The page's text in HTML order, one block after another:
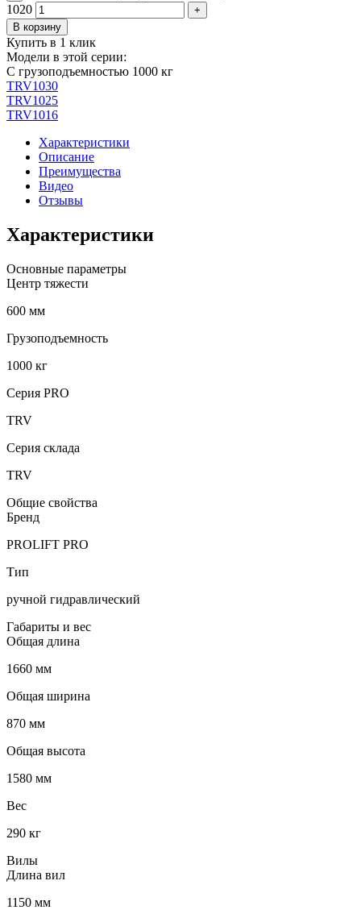
1020
+
В корзину
Купить в 1 клик
Модели в этой серии:
С грузоподъемностью 1000 кг
TRV1030
TRV1025
TRV1016
Характеристики
Описание
Преимущества
Видео
Отзывы
Характеристики
Основные параметры
Центр тяжести
600 мм
Грузоподъемность
1000 кг
Серия PRO
TRV
Серия склада
TRV
Общие свойства
Бренд
PROLIFT PRO
Тип
ручной гидравлический
Габариты и вес
Общая длина
1660 мм
Общая ширина
870 мм
Общая высота
1580 мм
Вес
290 кг
Вилы
Длина вил
1150 мм